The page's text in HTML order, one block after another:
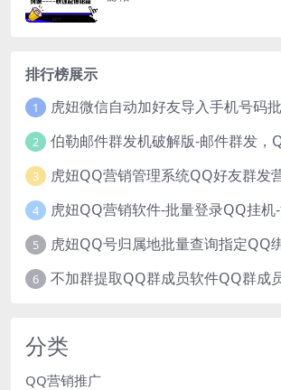
排行榜展示
1
2
3 虎妞QQ营销管理系统QQ好友群发
4
5
6
分类
QQ营销推广